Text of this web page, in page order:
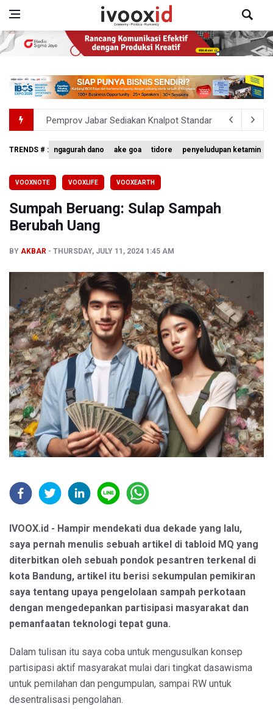
Pemprov Jabar Sediakan Knalpot Standar Gratis di Pos
BPS Sebut Sensus Ekonomi 2026 untuk Perbarui Data
Flores Bersiap Gelar Festival Golo Koe 2026,
TNI Gelar Latihan Kesiapsiagaan Penanggulangan
TRENDS # : ngagurah dano ake goa tidore penyeludupan ketamin
VOOXNOTE VOOXLIFE VOOXEARTH
Sumpah Beruang: Sulap Sampah
Berubah Uang
BY AKBAR THURSDAY, JULY 11, 2024 1:45 AM
IVOOX.id - Hampir mendekati dua dekade yang lalu,
saya pernah menulis sebuah artikel di tabloid MQ yang
diterbitkan oleh sebuah pondok pesantren terkenal di
kota Bandung, artikel itu berisi sekumpulan pemikiran
saya tentang upaya pengelolaan sampah perkotaan
dengan mengedepankan partisipasi masyarakat dan
pemanfaatan teknologi tepat guna.
Dalam tulisan itu saya coba untuk mengusulkan konsep
partisipasi aktif masyarakat mulai dari tingkat dasawisma
untuk pemilahan dan pengumpulan, sampai RW untuk
desentralisasi pengolahan.